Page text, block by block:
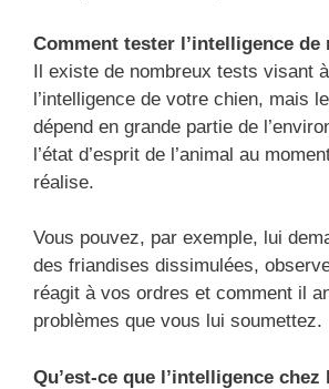
Comment tester l’intelligence de
Il existe de nombreux tests visant
l’intelligence de votre chien, mais
dépend en grande partie de
l’état d’esprit de l’animal au
réalise.
Vous pouvez, par exemple, lui
des friandises dissimulées,
réagit à vos ordres et comment il
problèmes que vous lui soumettez.
Qu’est-ce que l’intelligence chez